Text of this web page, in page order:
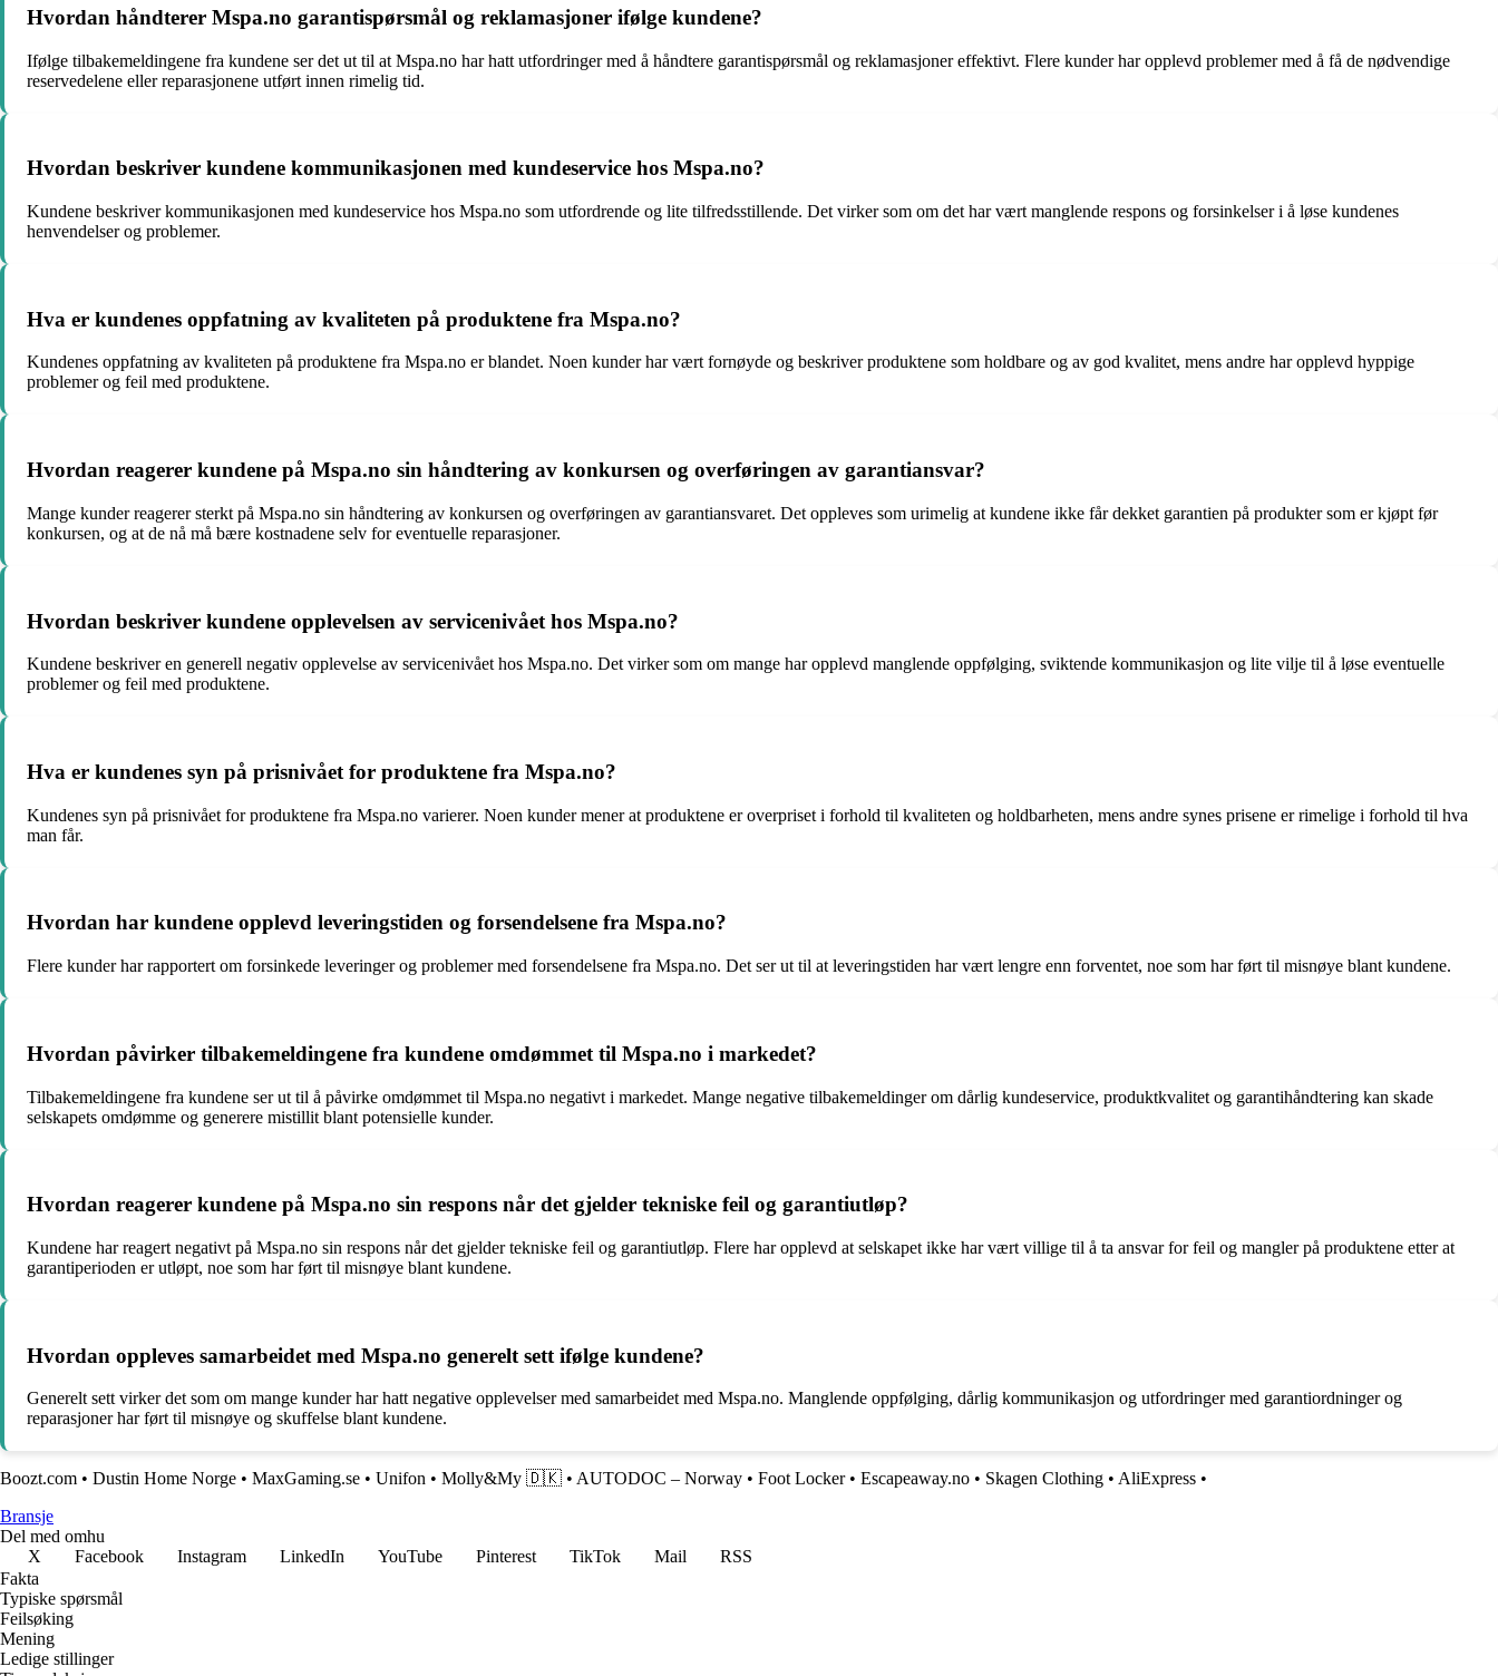
Hvordan håndterer Mspa.no garantispørsmål og reklamasjoner ifølge kundene?
Ifølge tilbakemeldingene fra kundene ser det ut til at Mspa.no har hatt utfordringer med å håndtere garantispørsmål og reklamasjoner effektivt. Flere kunder har opplevd problemer med å få de nødvendige
reservedelene eller reparasjonene utført innen rimelig tid.
Hvordan beskriver kundene kommunikasjonen med kundeservice hos Mspa.no?
Kundene beskriver kommunikasjonen med kundeservice hos Mspa.no som utfordrende og lite tilfredsstillende. Det virker som om det har vært manglende respons og forsinkelser i å løse kundenes
henvendelser og problemer.
Hva er kundenes oppfatning av kvaliteten på produktene fra Mspa.no?
Kundenes oppfatning av kvaliteten på produktene fra Mspa.no er blandet. Noen kunder har vært fornøyde og beskriver produktene som holdbare og av god kvalitet, mens andre har opplevd hyppige
problemer og feil med produktene.
Hvordan reagerer kundene på Mspa.no sin håndtering av konkursen og overføringen av garantiansvar?
Mange kunder reagerer sterkt på Mspa.no sin håndtering av konkursen og overføringen av garantiansvaret. Det oppleves som urimelig at kundene ikke får dekket garantien på produkter som er kjøpt før
konkursen, og at de nå må bære kostnadene selv for eventuelle reparasjoner.
Hvordan beskriver kundene opplevelsen av servicenivået hos Mspa.no?
Kundene beskriver en generell negativ opplevelse av servicenivået hos Mspa.no. Det virker som om mange har opplevd manglende oppfølging, sviktende kommunikasjon og lite vilje til å løse eventuelle
problemer og feil med produktene.
Hva er kundenes syn på prisnivået for produktene fra Mspa.no?
Kundenes syn på prisnivået for produktene fra Mspa.no varierer. Noen kunder mener at produktene er overpriset i forhold til kvaliteten og holdbarheten, mens andre synes prisene er rimelige i forhold til hva
man får.
Hvordan har kundene opplevd leveringstiden og forsendelsene fra Mspa.no?
Flere kunder har rapportert om forsinkede leveringer og problemer med forsendelsene fra Mspa.no. Det ser ut til at leveringstiden har vært lengre enn forventet, noe som har ført til misnøye blant kundene.
Hvordan påvirker tilbakemeldingene fra kundene omdømmet til Mspa.no i markedet?
Tilbakemeldingene fra kundene ser ut til å påvirke omdømmet til Mspa.no negativt i markedet. Mange negative tilbakemeldinger om dårlig kundeservice, produktkvalitet og garantihåndtering kan skade
selskapets omdømme og generere mistillit blant potensielle kunder.
Hvordan reagerer kundene på Mspa.no sin respons når det gjelder tekniske feil og garantiutløp?
Kundene har reagert negativt på Mspa.no sin respons når det gjelder tekniske feil og garantiutløp. Flere har opplevd at selskapet ikke har vært villige til å ta ansvar for feil og mangler på produktene etter at
garantiperioden er utløpt, noe som har ført til misnøye blant kundene.
Hvordan oppleves samarbeidet med Mspa.no generelt sett ifølge kundene?
Generelt sett virker det som om mange kunder har hatt negative opplevelser med samarbeidet med Mspa.no. Manglende oppfølging, dårlig kommunikasjon og utfordringer med garantiordninger og
reparasjoner har ført til misnøye og skuffelse blant kundene.
Boozt.com • Dustin Home Norge • MaxGaming.se • Unifon • Molly&My 🇩🇰 • AUTODOC – Norway • Foot Locker• Escapeaway.no • Skagen Clothing • AliExpress •
Bransje
Del med omhu
X
Facebook Instagram LinkedIn YouTube Pinterest TikTok Mail
RSS
Fakta
Typiske spørsmål
Feilsøking
Mening
Ledige stillinger